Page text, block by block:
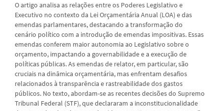
O artigo analisa as relações entre os Poderes Legislativo e
Executivo no contexto da Lei Orçamentária Anual (LOA) e das
emendas parlamentares, destacando a transformação do
cenário político com a introdução de emendas impositivas. Essas
emendas conferem maior autonomia ao Legislativo sobre o
orçamento, impactando a governabilidade e a execução de
políticas públicas. As emendas de relator, em particular, são
cruciais na dinâmica orçamentária, mas enfrentam desafios
relacionados à transparência e rastreabilidade dos gastos
públicos. No texto, abordam-se as recentes decisões do Supremo
Tribunal Federal (STF), que declararam a inconstitucionalidade